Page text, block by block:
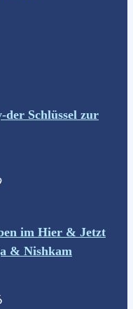
Schlüssel zur
im Hier & Jetzt
& Nishkam